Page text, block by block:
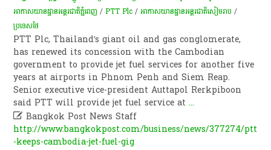
អាកាសយានដ្ឋានអន្តរជាតិភ្នំពេញ /PTT Plc /អាកាសយានដ្ឋានអន្តរជាតិសៀមរាប /
ប្រទេសថៃ
PTT Plc, Thailand’s giant oil and gas conglomerate,
has renewed its concession with the Cambodian
government to provide jet fuel services for another five
years at airports in Phnom Penh and Siem Reap.
Senior executive vice-president Auttapol Rerkpiboon
said PTT will provide jet fuel service at...
 Bangkok Post News Staff
http://www.bangkokpost.com/business/news/377274/ptt
-keeps-cambodia-jet-fuel-gig